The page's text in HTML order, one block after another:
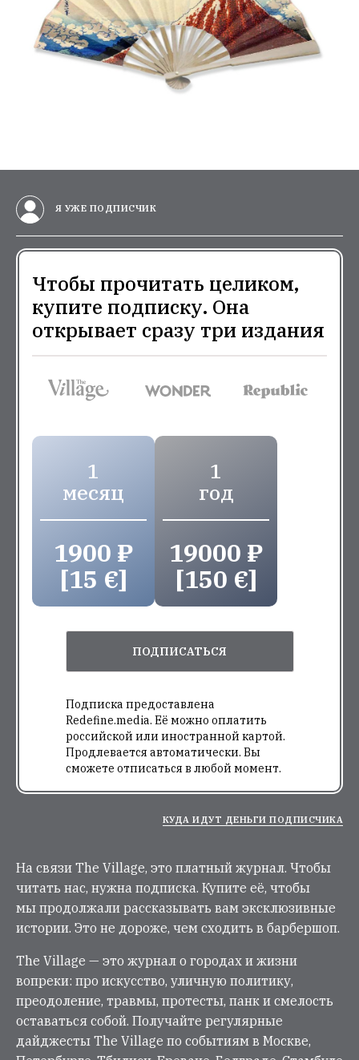
Я УЖЕ ПОДПИСЧИК
Чтобы прочитать целиком,
купите подписку. Она
открывает сразу три издания
1
месяц
1900 ₽
[15 €]
1
год
19000 ₽
[150 €]
ПОДПИСАТЬСЯ
Подписка предоставлена
Redefine.media. Её можно оплатить
российской или иностранной картой.
Продлевается автоматически. Вы
сможете отписаться в любой момент.
КУДА ИДУТ ДЕНЬГИ ПОДПИСЧИКА
На связи The Village, это платный журнал. Чтобы
читать нас, нужна подписка. Купите её, чтобы
мы продолжали рассказывать вам эксклюзивные
истории. Это не дороже, чем сходить в барбершоп.
The Village — это журнал о городах и жизни
вопреки: про искусство, уличную политику,
преодоление, травмы, протесты, панк и смелость
оставаться собой. Получайте регулярные
дайджесты The Village по событиям в Москве,